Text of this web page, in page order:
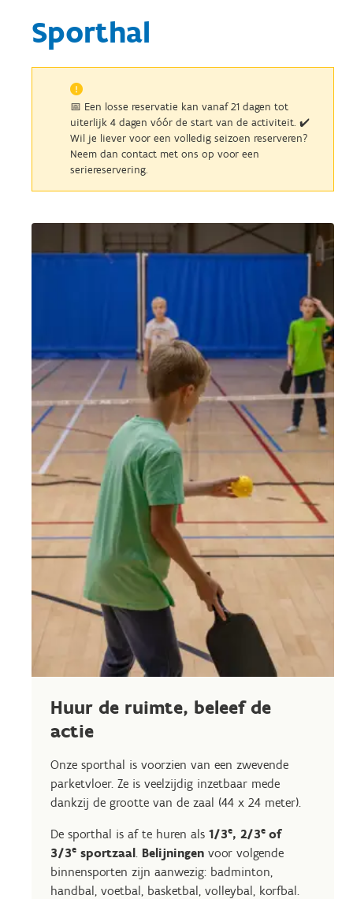
Sporthal
📅 Een losse reservatie kan vanaf 21 dagen tot
uiterlijk 4 dagen vóór de start van de activiteit. ✔️
Wil je liever voor een volledig seizoen reserveren?
Neem dan contact met ons op voor een
seriereservering.
Huur de ruimte, beleef de
actie
Onze sporthal is voorzien van een zwevende
parketvloer. Ze is veelzijdig inzetbaar mede
dankzij de grootte van de zaal (44 x 24 meter).
De sporthal is af te huren als 1/3e, 2/3e of
3/3e sportzaal. Belijningen voor volgende
binnensporten zijn aanwezig: badminton,
handbal, voetbal, basketbal, volleybal, korfbal.